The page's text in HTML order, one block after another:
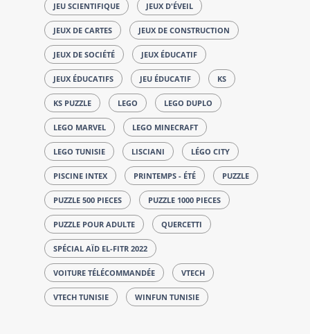
JEU SCIENTIFIQUE JEUX D'ÉVEIL
JEUX DE CARTES JEUX DE CONSTRUCTION
JEUX DE SOCIÉTÉ JEUX ÉDUCATIF
JEUX ÉDUCATIFS JEU ÉDUCATIF KS
KS PUZZLE LEGO LEGO DUPLO
LEGO MARVEL LEGO MINECRAFT
LEGO TUNISIE LISCIANI LÉGO CITY
PISCINE INTEX PRINTEMPS - ÉTÉ PUZZLE
PUZZLE 500 PIECES PUZZLE 1000 PIECES
PUZZLE POUR ADULTE QUERCETTI
SPÉCIAL AÏD EL-FITR 2022
VOITURE TÉLÉCOMMANDÉE VTECH
VTECH TUNISIE WINFUN TUNISIE